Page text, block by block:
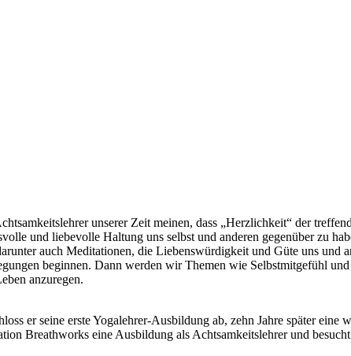
unserer Zeit meinen, dass „Herzlichkeit“ der
und liebevolle Haltung uns selbst und anderen gegenüber zu
auch Meditationen, die Liebenswürdigkeit und Güte uns und
beginnen. Dann werden wir Themen wie Selbstmitgefühl
anzuregen.
er seine erste Yogalehrer-Ausbildung ab, zehn Jahre später
Breathworks eine Ausbildung als Achtsamkeitslehrer und